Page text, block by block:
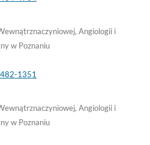
Angiologii i
w Poznaniu
1351
Angiologii i
w Poznaniu